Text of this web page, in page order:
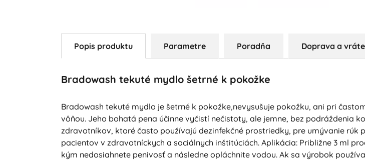
Popis produktu Parametre Poradňa Doprava a
Bradowash tekuté mydlo šetrné k pokožke
Bradowash tekuté mydlo je šetrné k pokožke,nevysušuje pokožku, ani pri
vôňou. Jeho bohatá pena účinne vyčistí nečistoty, ale jemne, bez podráždenia
zdravotníkov, ktoré často používajú dezinfekčné prostriedky, pre umývanie
pacientov v zdravotníckych a sociálnych inštitúciách. Aplikácia: Približne 3 ml
kým nedosiahnete penivosť a následne opláchnite vodou. Ak sa výrobok